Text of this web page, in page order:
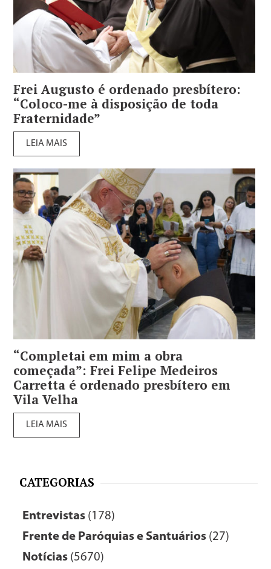
Frei Augusto é ordenado presbítero:
“Coloco-me à disposição de toda
Fraternidade”
LEIA MAIS
“Completai em mim a obra
começada”: Frei Felipe Medeiros
Carretta é ordenado presbítero em
Vila Velha
LEIA MAIS
CATEGORIAS
Entrevistas (178)
Frente de Paróquias e Santuários (27)
Notícias (5670)